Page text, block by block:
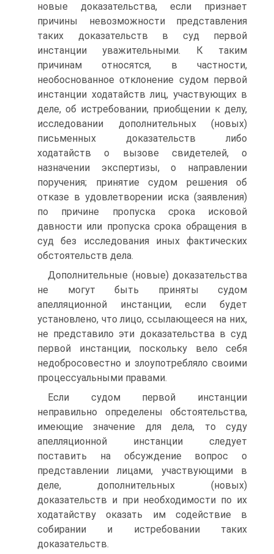
новые доказательства, если признает
причины невозможности представления
таких доказательств в суд первой
инстанции уважительными. К таким
причинам относятся, в частности,
необоснованное отклонение судом первой
инстанции ходатайств лиц, участвующих в
деле, об истребовании, приобщении к делу,
исследовании дополнительных (новых)
письменных доказательств либо
ходатайств о вызове свидетелей, о
назначении экспертизы, о направлении
поручения; принятие судом решения об
отказе в удовлетворении иска (заявления)
по причине пропуска срока исковой
давности или пропуска срока обращения в
суд без исследования иных фактических
обстоятельств дела.
Дополнительные (новые) доказательства
не могут быть приняты судом
апелляционной инстанции, если будет
установлено, что лицо, ссылающееся на них,
не представило эти доказательства в суд
первой инстанции, поскольку вело себя
недобросовестно и злоупотребляло своими
процессуальными правами.
Если судом первой инстанции
неправильно определены обстоятельства,
имеющие значение для дела, то суду
апелляционной инстанции следует
поставить на обсуждение вопрос о
представлении лицами, участвующими в
деле, дополнительных (новых)
доказательств и при необходимости по их
ходатайству оказать им содействие в
собирании и истребовании таких
доказательств.